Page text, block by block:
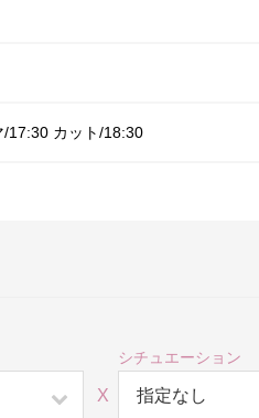
17:30 カット/18:30
X
シチュエーション